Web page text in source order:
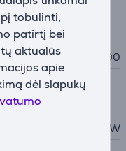
tobulinti,
patirtį bei
aktualūs
apie
dėl slapukų
10/100/1000
85 W